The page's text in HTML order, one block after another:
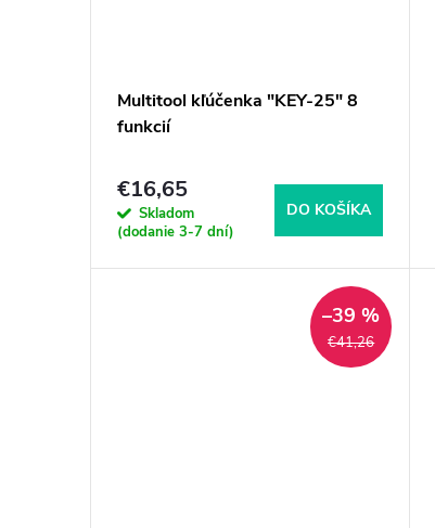
Multitool kľúčenka "KEY-25" 8
funkcií
€16,65
Skladom
(dodanie 3-7 dní)
DO KOŠÍKA
€41,26
–39 %